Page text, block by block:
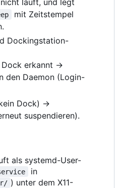
mit Zeitstempel
Dockingstation-
Dock erkannt →
den Daemon (Login-
Dock) →
suspendieren).
als systemd-User-
in
) unter dem X11-